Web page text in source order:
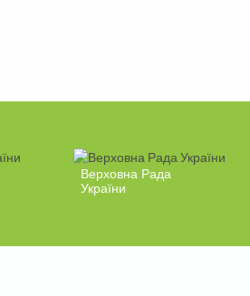
Верховна Рада
України